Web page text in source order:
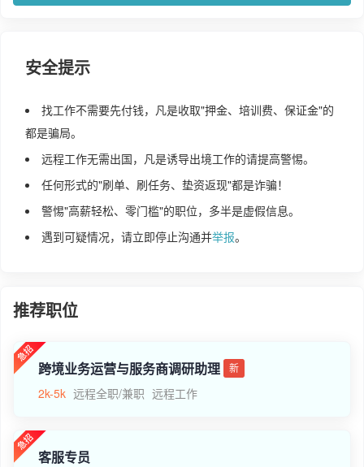
安全提示
找工作不需要先付钱，凡是收取"押金、培训费、保证金"的
都是骗局。
远程工作无需出国，凡是诱导出境工作的请提高警惕。
任何形式的"刷单、刷任务、垫资返现"都是诈骗！
警惕"高薪轻松、零门槛"的职位，多半是虚假信息。
遇到可疑情况，请立即停止沟通并举报。
推荐职位
跨境业务运营与服务商调研助理 新
2k-5k 远程全职/兼职 远程工作
客服专员